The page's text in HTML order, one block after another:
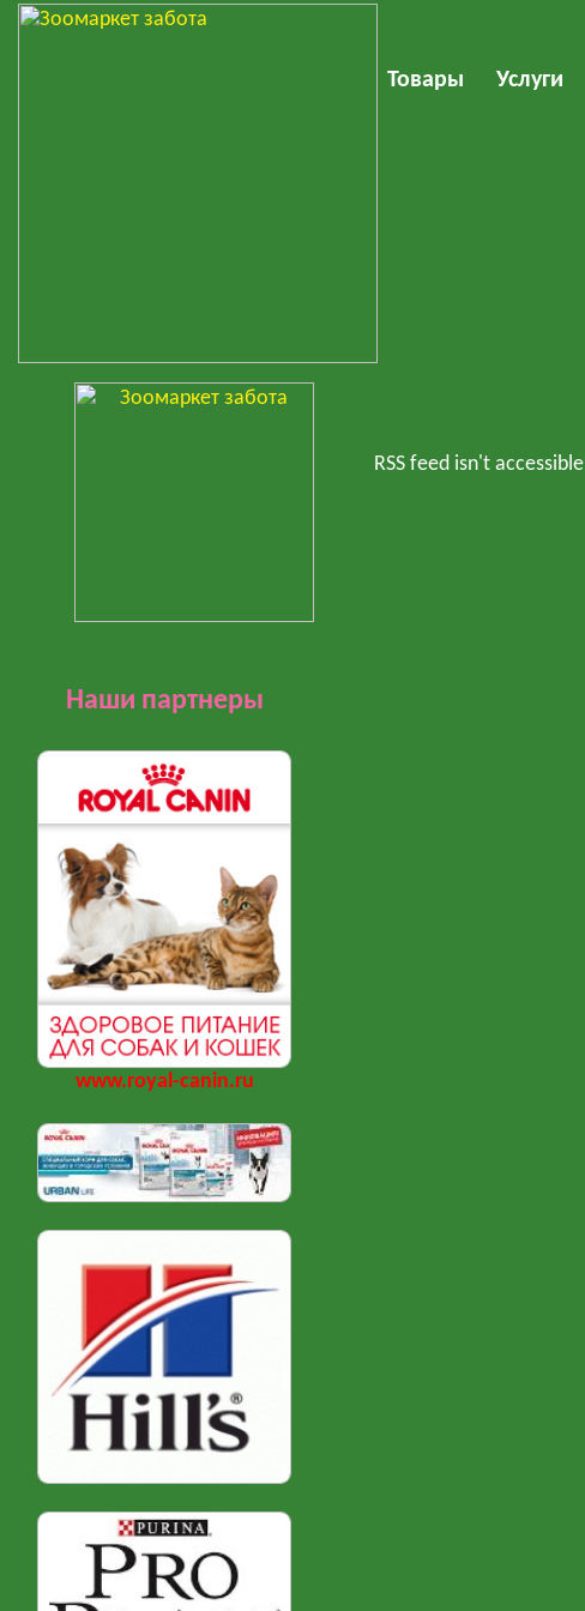
Товары Услуги
Наши партнеры
www.royal-canin.ru
RSS feed isn't accessible